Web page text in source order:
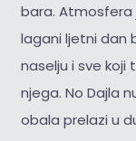
bara. Atmosfera
lagani ljetni dan
naselju i sve koji
njega. No Dajla
obala prelazi u